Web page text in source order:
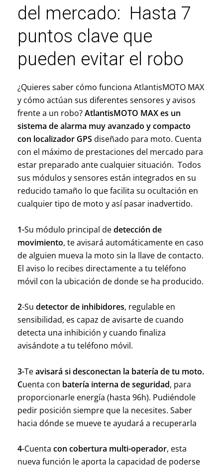
del mercado: Hasta 7
puntos clave que
pueden evitar el robo
¿Quieres saber cómo funciona AtlantisMOTO MAX
y cómo actúan sus diferentes sensores y avisos
frente a un robo?AtlantisMOTO MAX es un
sistema de alarma muy avanzado y compacto
con localizador GPS diseñado para moto. Cuenta
con el máximo de prestaciones del mercado para
estar preparado ante cualquier situación. Todos
sus módulos y sensores están integrados en su
reducido tamaño lo que facilita su ocultación en
cualquier tipo de moto y así pasar inadvertido.
1-Su módulo principal dedetección de
movimiento, te avisará automáticamente en caso
de alguien mueva la moto sin la llave de contacto.
El aviso lo recibes directamente a tu teléfono
móvil con la ubicación de donde se ha producido.
2-Su detector de inhibidores, regulable en
sensibilidad, es capaz de avisarte de cuando
detecta una inhibición y cuando finaliza
avisándote a tu teléfono móvil.
3-Teavisará si desconectan la batería de tu moto.
Cuenta con batería interna de seguridad, para
proporcionarle energía (hasta 96h). Pudiéndole
pedir posición siempre que la necesites. Saber
hacia dónde se mueve te ayudará a recuperarla
4-Cuenta con cobertura multi-operador, esta
nueva función le aporta la capacidad de poderse